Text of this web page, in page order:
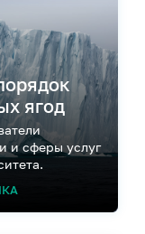
ягод
и сферы услуг